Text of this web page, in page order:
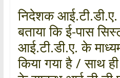
निदेशक आई.टी.डी.ए.
बताया कि ई-पास
आई.टी.डी.ए. के
किया गया है / साथ